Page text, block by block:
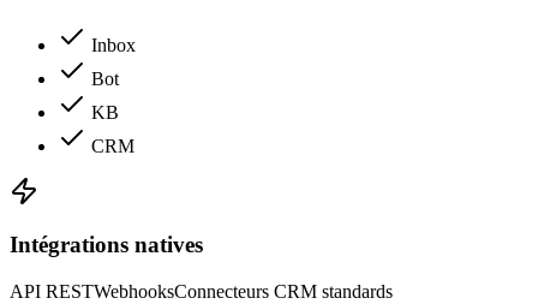
Inbox
Bot
KB
CRM
Intégrations natives
API RESTWebhooksConnecteurs CRM standards